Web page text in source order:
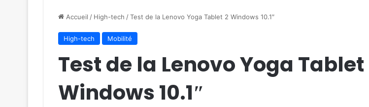
Accueil / High-tech /Test de la Lenovo Yoga Tablet 2 Windows 10.1″
High-tech Mobilité
Test de la Lenovo Yoga Tablet
Windows 10.1″